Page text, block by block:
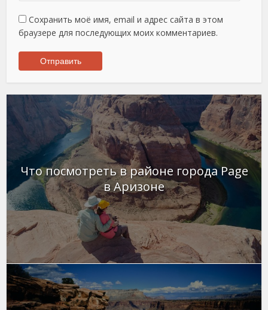
Сохранить моё имя, email и адрес сайта в этом
браузере для последующих моих комментариев.
Что посмотреть в районе города Page
в Аризоне